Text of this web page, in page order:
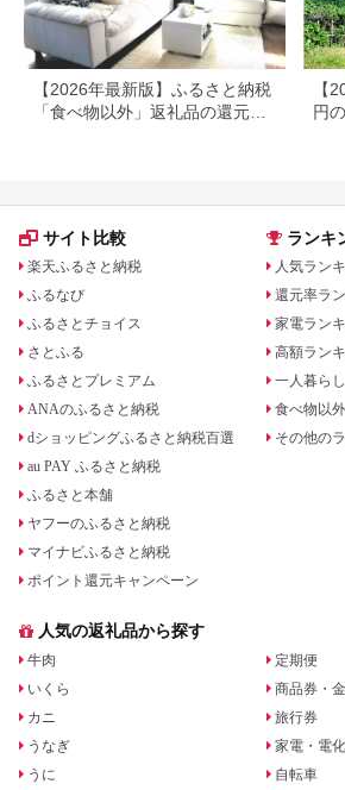
【2026年最新版】ふるさと納税
「食べ物以外」返礼品の還元率
【
円
サイト比較
楽天ふるさと納税
ふるなび
ふるさとチョイス
さとふる
ふるさとプレミアム
ANAのふるさと納税
dショッピングふるさと納税百選
au PAY ふるさと納税
ふるさと本舗
ヤフーのふるさと納税
マイナビふるさと納税
ポイント還元キャンペーン
ランキ
人気ラン
還元率ラ
家電ラン
高額ラン
一人暮らし
食べ物以外
その他の
人気の返礼品から探す
牛肉
いくら
カニ
うなぎ
うに
定期便
商品券・
旅行券
家電・電
自転車